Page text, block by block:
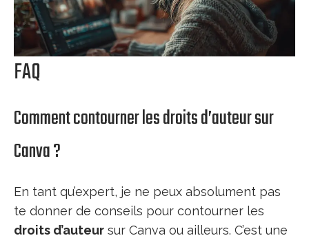
FAQ
Comment contourner les droits d’auteur sur
Canva ?
En tant qu’expert, je ne peux absolument pas
te donner de conseils pour contourner les
droits d’auteur sur Canva ou ailleurs. C’est une